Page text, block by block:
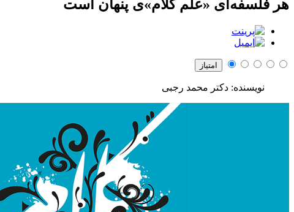
هر فلسفه‌ای «علم کلام»ی پنهان است
نویسنده: دکتر محمد رجبی